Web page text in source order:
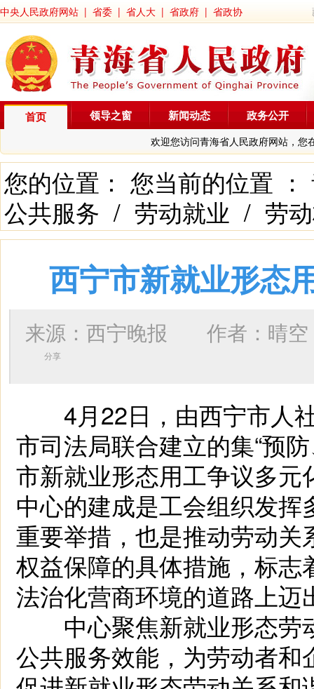
中央人民政府网站 | 省委 | 省人大 | 省政府 | 省政协
首页
欢迎您访问青海省人民政府网站，您
领导之窗 新闻动态 政务公开
您的位置： 您当前的位置 ：
公共服务 / 劳动就业 / 劳
西宁市新就业形态
来源：西宁晚报 作者： 晴空
分享
4月22日，由西宁市人社
市司法局联合建立的集“预
市新就业形态用工争议多
中心的建成是工会组织发
重要举措，也是推动劳动
权益保障的具体措施，标
法治化营商环境的道路上迈
中心聚焦新就业形态劳
公共服务效能，为劳动者